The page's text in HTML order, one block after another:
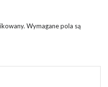
Wymagane pola są